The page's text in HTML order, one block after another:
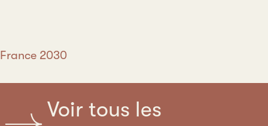
France 2030
Voir tous les